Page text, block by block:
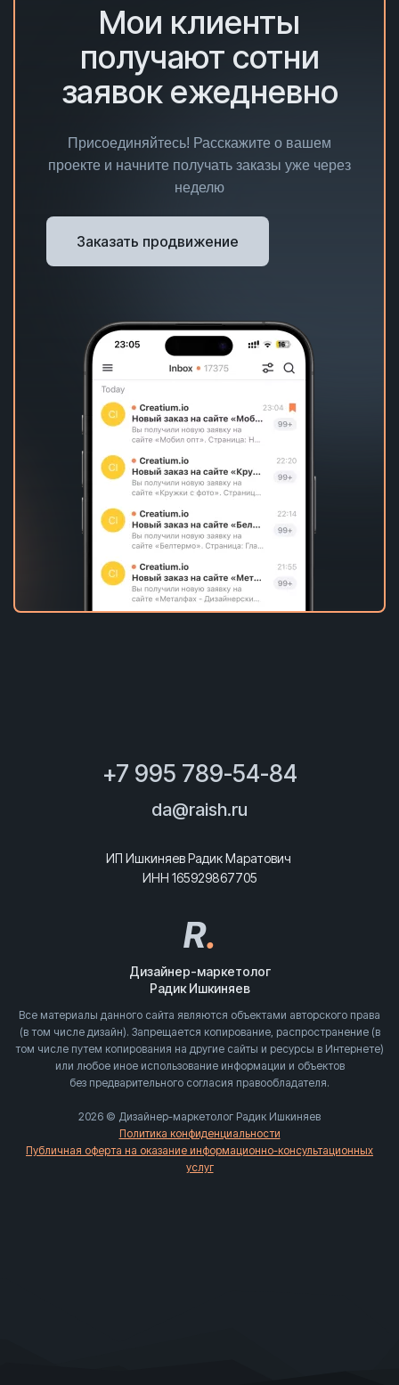
Мои клиенты
получают сотни
заявок ежедневно
Присоединяйтесь! Расскажите о вашем
проекте и начните получать заказы уже через
неделю
Заказать продвижение
+7 995 789-54-84
da@raish.ru
ИП Ишкиняев Радик Маратович
ИНН 165929867705
R.
Дизайнер-маркетолог
Радик Ишкиняев
Все материалы данного сайта являются объектами авторского права
(в том числе дизайн). Запрещается копирование, распространение (в
том числе путем копирования на другие сайты и ресурсы в Интернете)
или любое иное использование информации и объектов
без предварительного согласия правообладателя.
2026 © Дизайнер-маркетолог Радик Ишкиняев
Политика конфиденциальности
Публичная оферта на оказание информационно-консультационных
услуг